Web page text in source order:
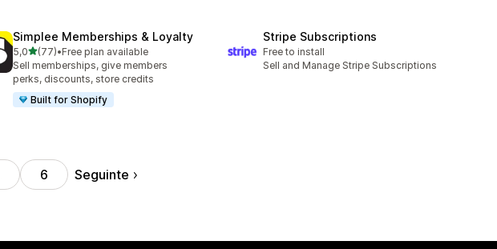
Simplee Memberships & Loyalty
5,0de 5 estrelas
(77)
77 total de avaliações
•Free plan available
Sell memberships, give members
perks, discounts, store credits
Built for Shopify
Stripe Subscriptions
Free to install
Sell and Manage Stripe Subscriptions
6 Seguinte